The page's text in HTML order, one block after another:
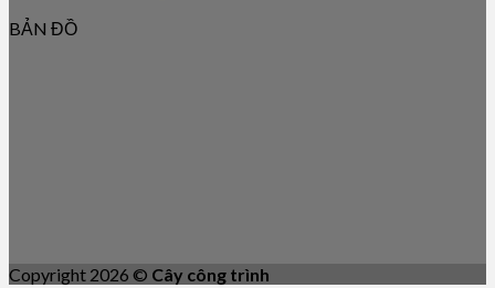
BẢN ĐỒ
Copyright 2026 © Cây công trình